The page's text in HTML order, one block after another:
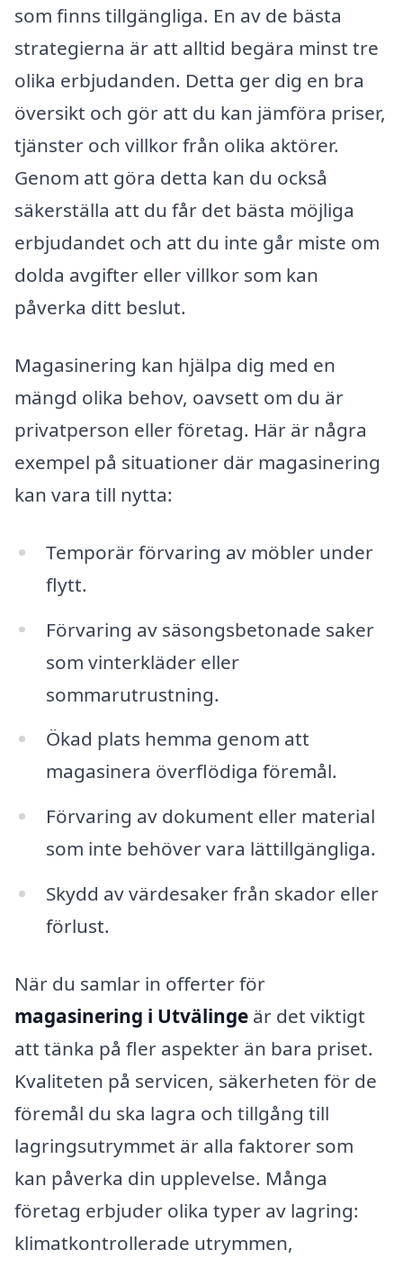
som finns tillgängliga. En av de bästa
strategierna är att alltid begära minst tre
olika erbjudanden. Detta ger dig en bra
översikt och gör att du kan jämföra priser,
tjänster och villkor från olika aktörer.
Genom att göra detta kan du också
säkerställa att du får det bästa möjliga
erbjudandet och att du inte går miste om
dolda avgifter eller villkor som kan
påverka ditt beslut.
Magasinering kan hjälpa dig med en
mängd olika behov, oavsett om du är
privatperson eller företag. Här är några
exempel på situationer där magasinering
kan vara till nytta:
Temporär förvaring av möbler under
flytt.
Förvaring av säsongsbetonade saker
som vinterkläder eller
sommarutrustning.
Ökad plats hemma genom att
magasinera överflödiga föremål.
Förvaring av dokument eller material
som inte behöver vara lättillgängliga.
Skydd av värdesaker från skador eller
förlust.
När du samlar in offerter för
magasinering i Utvälinge är det viktigt
att tänka på fler aspekter än bara priset.
Kvaliteten på servicen, säkerheten för de
föremål du ska lagra och tillgång till
lagringsutrymmet är alla faktorer som
kan påverka din upplevelse. Många
företag erbjuder olika typer av lagring:
klimatkontrollerade utrymmen,